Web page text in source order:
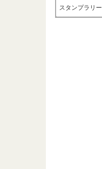
スタンプラリー